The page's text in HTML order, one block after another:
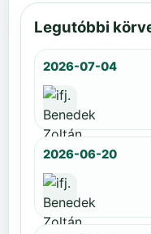
Legutóbbi
2026-07-04
2026-06-20